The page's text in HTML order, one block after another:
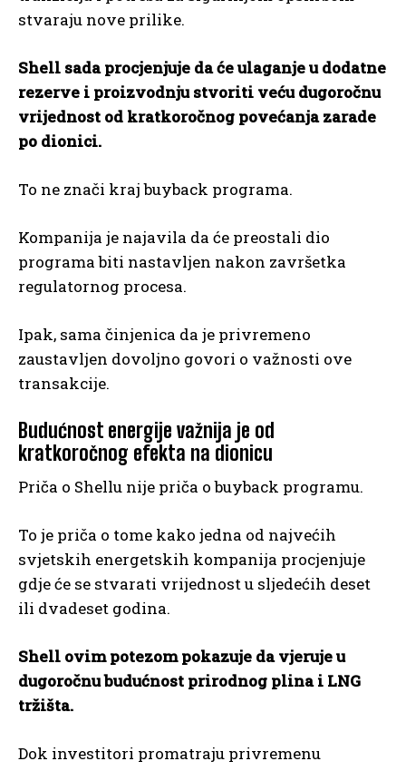
stvaraju nove prilike.
Shell sada procjenjuje da će ulaganje u dodatne
rezerve i proizvodnju stvoriti veću dugoročnu
vrijednost od kratkoročnog povećanja zarade
po dionici.
To ne znači kraj buyback programa.
Kompanija je najavila da će preostali dio
programa biti nastavljen nakon završetka
regulatornog procesa.
Ipak, sama činjenica da je privremeno
zaustavljen dovoljno govori o važnosti ove
transakcije.
Budućnost energije važnija je od
kratkoročnog efekta na dionicu
Priča o Shellu nije priča o buyback programu.
To je priča o tome kako jedna od najvećih
svjetskih energetskih kompanija procjenjuje
gdje će se stvarati vrijednost u sljedećih deset
ili dvadeset godina.
Shell ovim potezom pokazuje da vjeruje u
dugoročnu budućnost prirodnog plina i LNG
tržišta.
Dok investitori promatraju privremenu